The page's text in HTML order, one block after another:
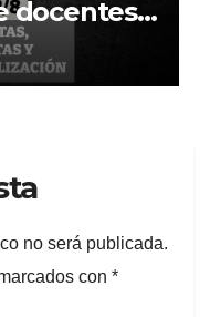
docentes
no será publicada.
con *